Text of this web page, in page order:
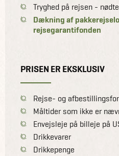
Tryghed på rejsen -
Dækning af
rejsegarantifonden
PRISEN ER EKSKLUSIV
Rejse- og
Måltider som ikke er
Envejsleje på billeje på
Drikkevarer
Drikkepenge